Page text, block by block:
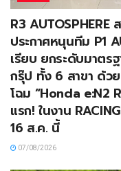
R3 AUTOSPHERE
ประกาศหนุนทีม P1
เรียบ ยกระดับมาตร
กรุ๊ป ทั้ง 6 สาขา ด้ว
โฉม “Honda e:N2
แรก! ในงาน
16 ส.ค. นี้
07/08/2026